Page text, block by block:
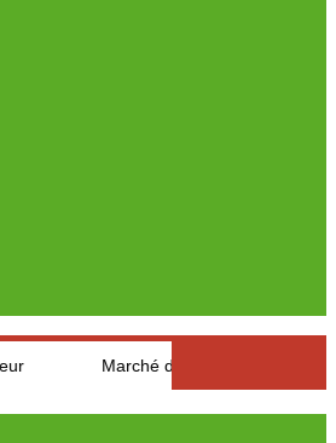
Marché des fruits est légumes : Les